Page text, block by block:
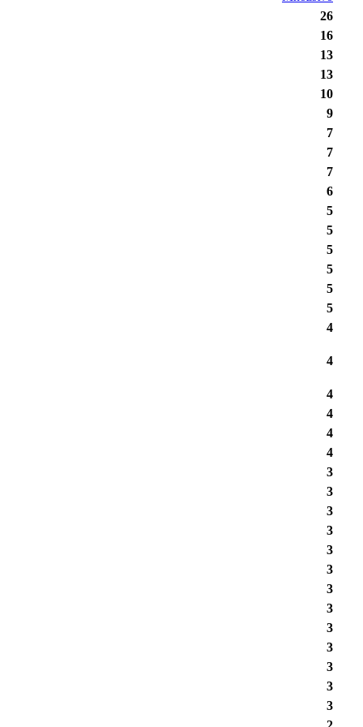
26
16
13
13
10
9
7
7
7
6
5
5
5
5
5
5
4
4
4
4
4
4
3
3
3
3
3
3
3
3
3
3
3
3
3